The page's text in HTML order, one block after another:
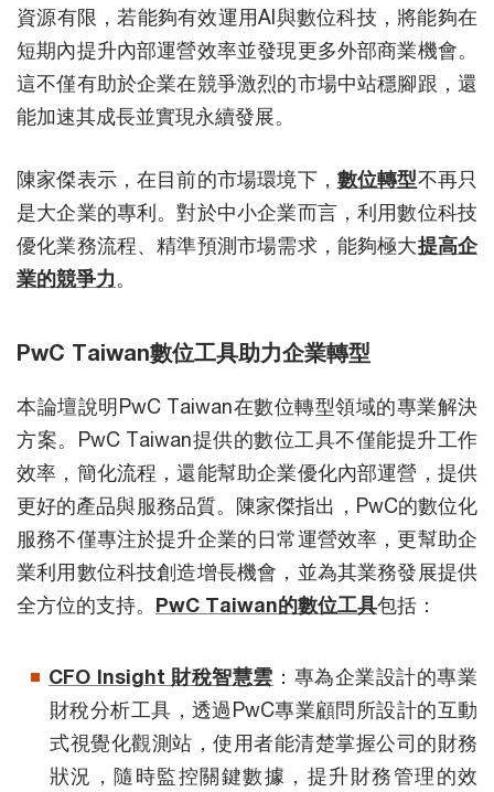
資源有限，若能夠有效運用AI與數位科技，將能夠在
短期內提升內部運營效率並發現更多外部商業機會。
這不僅有助於企業在競爭激烈的市場中站穩腳跟，還
能加速其成長並實現永續發展。
陳家傑表示，在目前的市場環境下， 數位轉型不再只
是大企業的專利。對於中小企業而言，利用數位科技
優化業務流程、精準預測市場需求，能夠極大提高企
業的競爭力。
PwC Taiwan數位工具助力企業轉型
本論壇說明PwC Taiwan在數位轉型領域的專業解決
方案。PwC Taiwan提供的數位工具不僅能提升工作
效率，簡化流程，還能幫助企業優化內部運營，提供
更好的產品與服務品質。陳家傑指出，PwC的數位化
服務不僅專注於提升企業的日常運營效率，更幫助企
業利用數位科技創造增長機會，並為其業務發展提供
全方位的支持。 PwC Taiwan的數位工具包括：
CFO Insight 財稅智慧雲 ：專為企業設計的專業
財稅分析工具，透過PwC專業顧問所設計的互動
式視覺化觀測站，使用者能清楚掌握公司的財務
狀況，隨時監控關鍵數據，提升財務管理的效